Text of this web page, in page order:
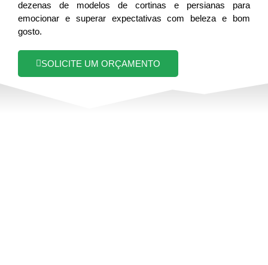
dezenas de modelos de cortinas e persianas para
emocionar e superar expectativas com beleza e bom
gosto.
SOLICITE UM ORÇAMENTO